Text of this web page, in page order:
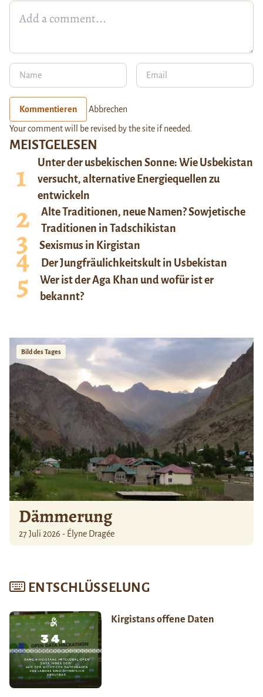
MEISTGELESEN
Unter der usbekischen Sonne: Wie Usbekistan
versucht, alternative Energiequellen zu
entwickeln
Alte Traditionen, neue Namen? Sowjetische
Traditionen in Tadschikistan
Sexismus in Kirgistan
Der Jungfräulichkeitskult in Usbekistan
Wer ist der Aga Khan und wofür ist er
bekannt?
Bild des Tages
Dämmerung
27 Juli 2026 - Élyne Dragée
ENTSCHLÜSSELUNG
Kirgistans offene Daten
Kommentieren Abbrechen
Your comment will be revised by the site if needed.